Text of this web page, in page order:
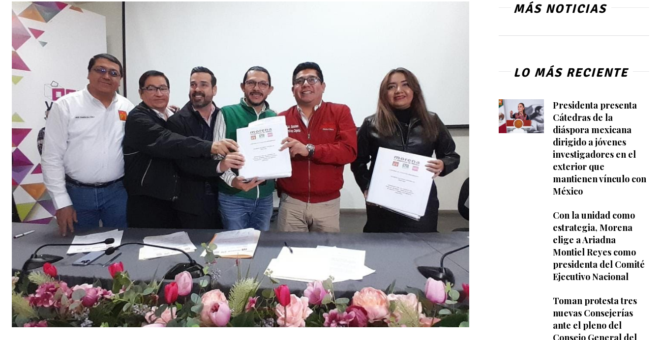
MÁS NOTICIAS
LO MÁS RECIENTE
Presidenta presenta
Cátedras de la
diáspora mexicana
dirigido a jóvenes
investigadores en el
exterior que
mantienen vínculo con
México
Con la unidad como
estrategia, Morena
elige a Ariadna
Montiel Reyes como
presidenta del Comité
Ejecutivo Nacional
Toman protesta tres
nuevas Consejerías
ante el pleno del
Consejo General del